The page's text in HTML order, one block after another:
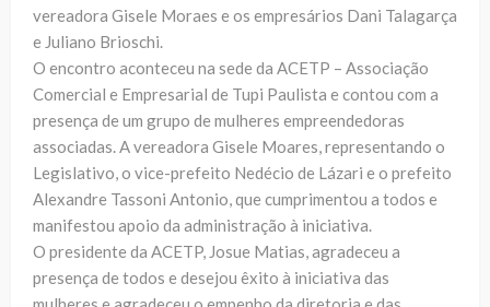
vereadora Gisele Moraes e os empresários Dani Talagarça
e Juliano Brioschi.
O encontro aconteceu na sede da ACETP – Associação
Comercial e Empresarial de Tupi Paulista e contou com a
presença de um grupo de mulheres empreendedoras
associadas. A vereadora Gisele Moares, representando o
Legislativo, o vice-prefeito Nedécio de Lázari e o prefeito
Alexandre Tassoni Antonio, que cumprimentou a todos e
manifestou apoio da administração à iniciativa.
O presidente da ACETP, Josue Matias, agradeceu a
presença de todos e desejou êxito à iniciativa das